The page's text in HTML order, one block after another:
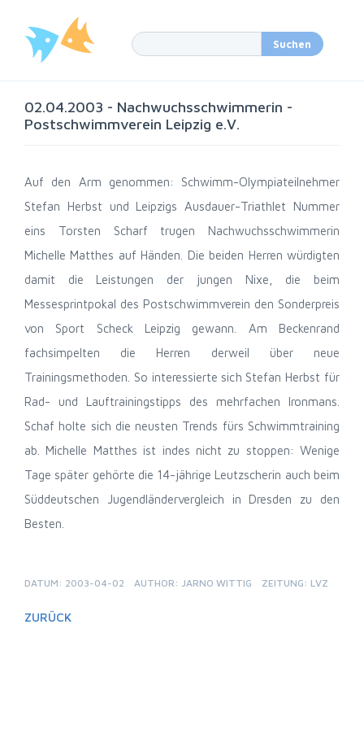
02.04.2003 - Nachwuchsschwimmerin -
Postschwimmverein Leipzig e.V.
Auf den Arm genommen: Schwimm-Olympiateilnehmer
Stefan Herbst und Leipzigs Ausdauer-Triathlet Nummer
eins Torsten Scharf trugen Nachwuchsschwimmerin
Michelle Matthes auf Händen. Die beiden Herren würdigten
damit die Leistungen der jungen Nixe, die beim
Messesprintpokal des Postschwimmverein den Sonderpreis
von Sport Scheck Leipzig gewann. Am Beckenrand
fachsimpelten die Herren derweil über neue
Trainingsmethoden. So interessierte sich Stefan Herbst für
Rad- und Lauftrainingstipps des mehrfachen Ironmans.
Schaf holte sich die neusten Trends fürs Schwimmtraining
ab. Michelle Matthes ist indes nicht zu stoppen: Wenige
Tage später gehörte die 14-jährige Leutzscherin auch beim
Süddeutschen Jugendländervergleich in Dresden zu den
Besten.
DATUM: 2003-04-02 AUTHOR: JARNO WITTIG ZEITUNG: LVZ
ZURÜCK